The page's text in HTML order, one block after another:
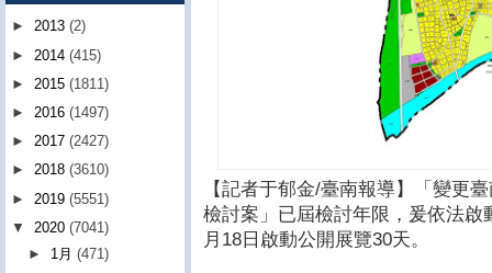
【記者于郁金/臺南報導】「變更
檢討案」已屆檢討年限，爰依法
月18日啟動公開展覽30天。
► 2013 (2)
► 2014 (415)
► 2015 (1811)
► 2016 (1497)
► 2017 (2427)
► 2018 (3610)
► 2019 (5551)
▼ 2020 (7041)
► 1月(471)